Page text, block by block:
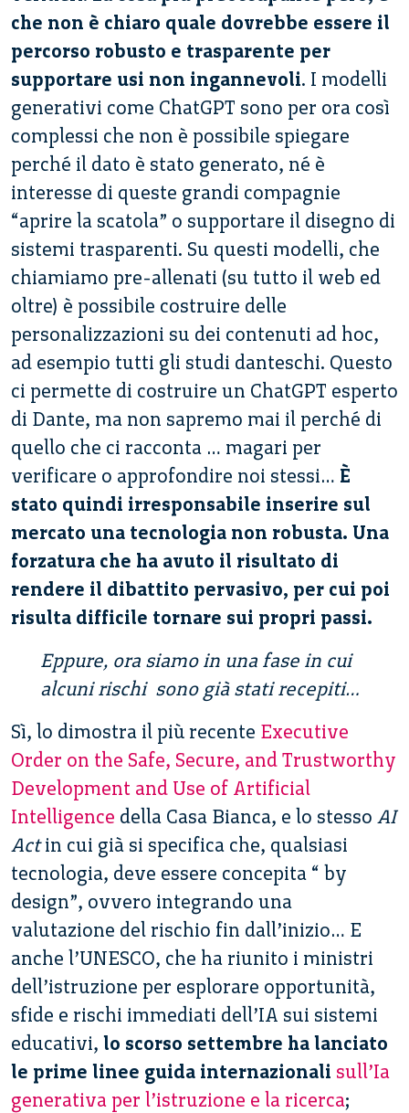
che non è chiaro quale dovrebbe essere il
percorso robusto e trasparente per
supportare usi non ingannevoli. I modelli
generativi come ChatGPT sono per ora così
complessi che non è possibile spiegare
perché il dato è stato generato, né è
interesse di queste grandi compagnie
“aprire la scatola” o supportare il disegno di
sistemi trasparenti. Su questi modelli, che
chiamiamo pre-allenati (su tutto il web ed
oltre) è possibile costruire delle
personalizzazioni su dei contenuti ad hoc,
ad esempio tutti gli studi danteschi. Questo
ci permette di costruire un ChatGPT esperto
di Dante, ma non sapremo mai il perché di
quello che ci racconta … magari per
verificare o approfondire noi stessi… È
stato quindi irresponsabile inserire sul
mercato una tecnologia non robusta. Una
forzatura che ha avuto il risultato di
rendere il dibattito pervasivo, per cui poi
risulta difficile tornare sui propri passi.
Eppure, ora siamo in una fase in cui
alcuni rischi sono già stati recepiti…
Sì, lo dimostra il più recente Executive
Order on the Safe, Secure, and Trustworthy
Development and Use of Artificial
Intelligence della Casa Bianca, e lo stesso AI
Actin cui già si specifica che, qualsiasi
tecnologia, deve essere concepita “ by
design”, ovvero integrando una
valutazione del rischio fin dall’inizio… E
anche l’UNESCO, che ha riunito i ministri
dell’istruzione per esplorare opportunità,
sfide e rischi immediati dell’IA sui sistemi
educativi, lo scorso settembre ha lanciato
le prime linee guida internazionali sull’Ia
generativa per l’istruzione e la ricerca;